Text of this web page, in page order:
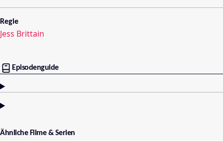
Regie
Jess Brittain
Episodenguide
Ähnliche Filme & Serien